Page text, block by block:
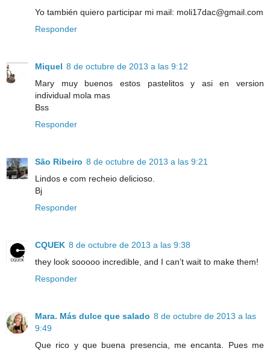
Yo también quiero participar mi mail: moli17dac@gmail.com
Responder
Miquel 8 de octubre de 2013 a las 9:12
Mary muy buenos estos pastelitos y asi en version
individual mola mas
Bss
Responder
São Ribeiro 8 de octubre de 2013 a las 9:21
Lindos e com recheio delicioso.
Bj
Responder
CQUEK 8 de octubre de 2013 a las 9:38
they look sooooo incredible, and I can’t wait to make them!
Responder
Mara. Más dulce que salado 8 de octubre de 2013 a las
9:49
Que rico y que buena presencia, me encanta. Pues me